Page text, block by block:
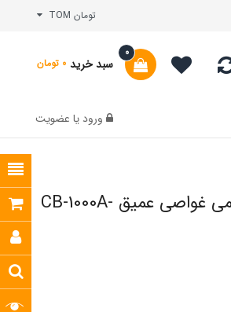
تومان TOM
سبد خرید
0
0 تومان
ورود یا عضویت
ساعت مچی اتوماتیک نظامی غواصی عمیق CB-1000A-